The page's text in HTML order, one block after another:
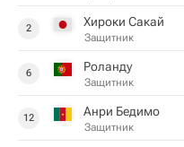
2 Хироки Сакай
Защитник
6 Роланду
Защитник
12 Анри Бедимо
Защитник